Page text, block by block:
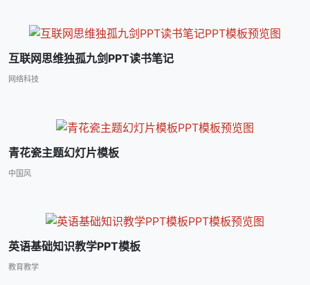
互联网思维独孤九剑PPT读书笔记
网络科技
青花瓷主题幻灯片模板
中国风
英语基础知识教学PPT模板
教育教学